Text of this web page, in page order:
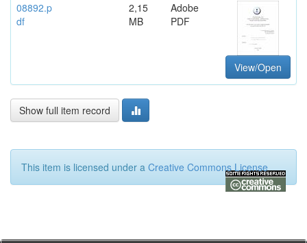
08892.p
df
2,15
MB
Adobe
PDF
View/Open
Show full item record
This item is licensed under a Creative Commons License